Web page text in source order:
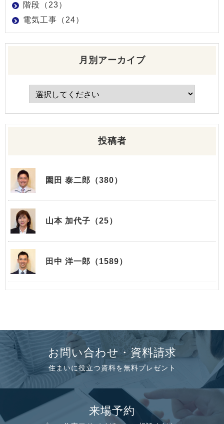
階段（23）
電気工事（24）
月別アーカイブ
投稿者
園田 泰二郎（380）
山本 加代子（25）
田中 洋一郎（1589）
お問い合わせ・資料請求
住まいに役立つ資料を無料プレゼント
来場予約